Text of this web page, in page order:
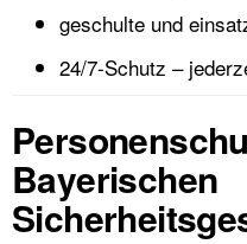
geschulte und
24/7-Schutz –
Bayerischen